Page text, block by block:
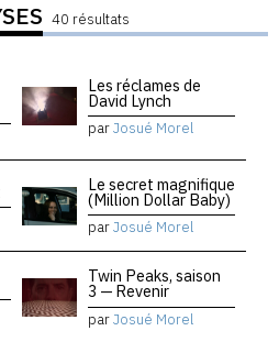
40 résultats
Les réclames de
David Lynch
parJosué Morel
Le secret magnifique
(Million Dollar Baby)
parJosué Morel
Twin Peaks, saison
3 — Revenir
parJosué Morel